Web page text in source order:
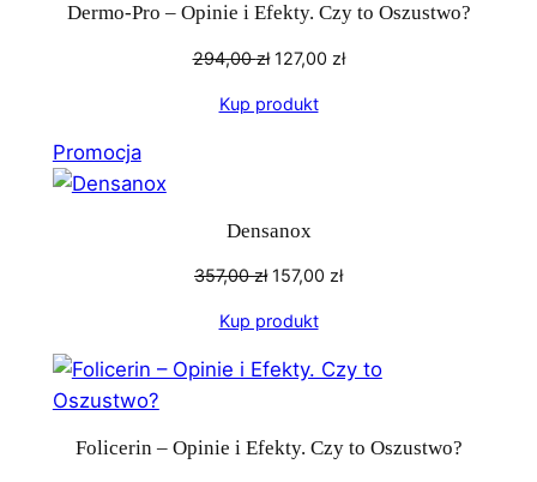
Dermo-Pro – Opinie i Efekty. Czy to Oszustwo?
294,00zł Pierwotna
wynosiła:
127,00 złAktualna
Kup produkt
PromocjaProdukt
w
Densanox
357,00zł Pierwotna
wynosiła:
157,00 złAktualna
Kup produkt
Folicerin – Opinie i Efekty. Czy to Oszustwo?